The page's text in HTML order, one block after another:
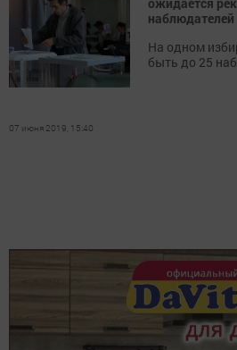
ожидается
наблюдателей
На одном
быть до 25
07 июня 2019, 15:40